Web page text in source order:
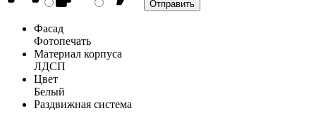
Фасад
Фотопечать
Материал корпуса
ЛДСП
Цвет
Белый
Раздвижная система